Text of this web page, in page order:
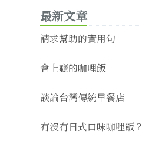
最新文章
請求幫助的實用句
會上癮的咖哩飯
談論台灣傳統早餐店
有沒有日式口味咖哩飯？